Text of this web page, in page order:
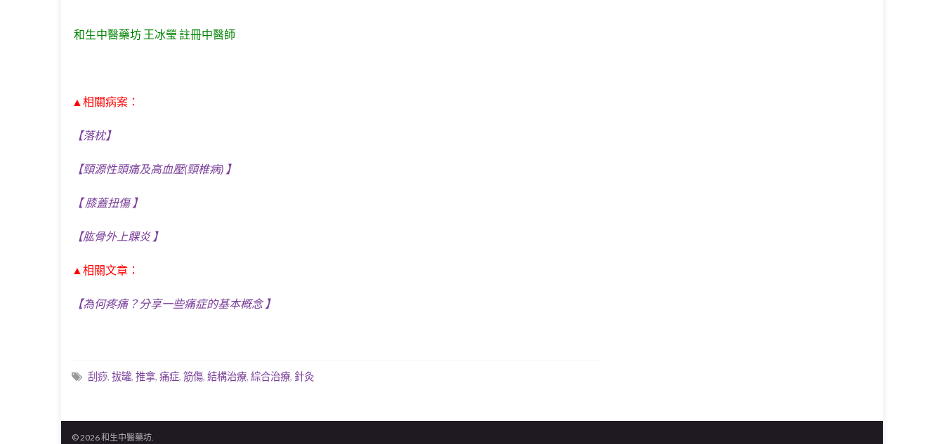
和生中醫藥坊 王冰瑩 註冊中醫師
▲相關病案：
【落枕】
【頸源性頭痛及高血壓(頸椎病) 】
【 膝蓋扭傷 】
【肱骨外上髁炎 】
▲相關文章：
【為何疼痛？分享一些痛症的基本概念 】
刮痧, 拔罐, 推拿, 痛症, 筋傷, 結構治療, 綜合治療, 針灸
© 2026 和生中醫藥坊.